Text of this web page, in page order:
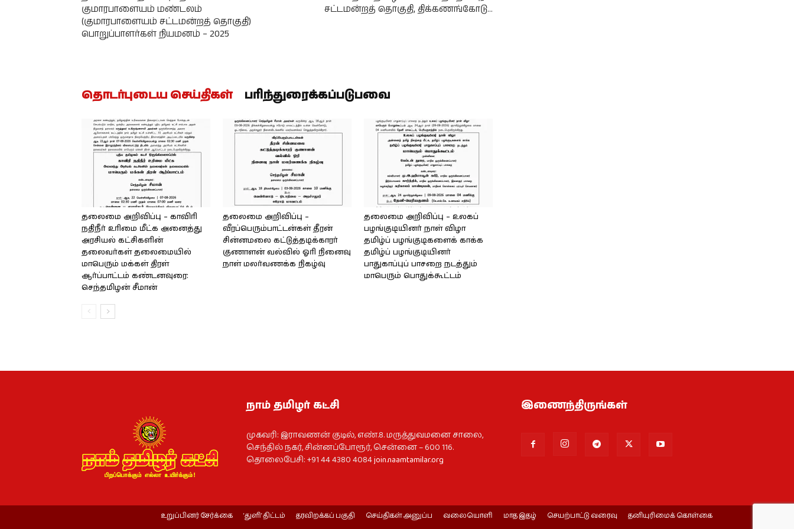
குமாரபாளையம் மண்டலம்
(குமாரபாளையம் சட்டமன்றத் தொகுதி)
பொறுப்பாளர்கள் நியமனம் – 2025
சட்டமன்றத் தொகுதி, திக்கணங்கோடு…
தொடர்புடைய செய்திகள் பரிந்துரைக்கப்படுபவை
தலைமை அறிவிப்பு – காவிரி
நதிநீர் உரிமை மீட்க அனைத்து
அரசியல் கட்சிகளின்
தலைவர்கள் தலைமையில்
மாபெரும் மக்கள் திரள்
ஆர்ப்பாட்டம் கண்டனவுரை:
செந்தமிழன் சீமான்
தலைமை அறிவிப்பு –
வீரப்பெரும்பாட்டன்கள் தீரன்
சின்னமலை கட்டுத்தடிக்காரர்
குணாளன் வல்வில் ஓரி நினைவு
நாள் மலர்வணக்க நிகழ்வு
தலைமை அறிவிப்பு – உலகப்
பழங்குடியினர் நாள் விழா
தமிழ்ப் பழங்குடிகளைக் காக்க
தமிழ்ப் பழங்குடியினர்
பாதுகாப்புப் பாசறை நடத்தும்
மாபெரும் பொதுக்கூட்டம்
நாம் தமிழர் கட்சி
முகவரி: இராவணன் குடில், எண்.8. மருத்துவமனை சாலை,
செந்தில் நகர், சின்னப்போரூர், சென்னை – 600 116.
தொலைபேசி: +91 44 4380 4084join.naamtamilar.org
இணைந்திருங்கள்
உறுப்பினர் சேர்க்கை ‘துளி’ திட்டம் தரவிறக்கப் பகுதி செய்திகள் அனுப்ப வலையொளி மாத இதழ் செயற்பாட்டு வரைவு தனியுரிமைக் கொள்கை